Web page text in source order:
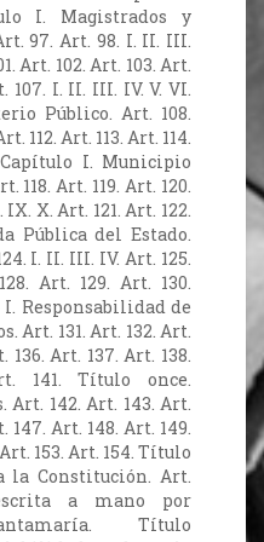
I. Magistrados y
97. Art. 98. I. II. III.
Art. 102. Art. 103. Art.
107. I. II. III. IV. V. VI.
Público. Art. 108.
112. Art. 113. Art. 114.
I. Municipio
118. Art. 119. Art. 120.
X. Art. 121. Art. 122.
Pública del Estado.
I. II. III. IV. Art. 125.
Art. 129. Art. 130.
Responsabilidad de
Art. 131. Art. 132. Art.
136. Art. 137. Art. 138.
141. Título once.
Art. 142. Art. 143. Art.
147. Art. 148. Art. 149.
153. Art. 154. Título
la Constitución. Art.
a mano por
Título